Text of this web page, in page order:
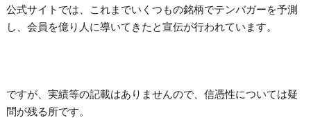
公式サイトでは、これまでいくつもの銘柄でテンバガーを予測
し、会員を億り人に導いてきたと宣伝が行われています。
ですが、実績等の記載はありませんので、信憑性については疑
問が残る所です。